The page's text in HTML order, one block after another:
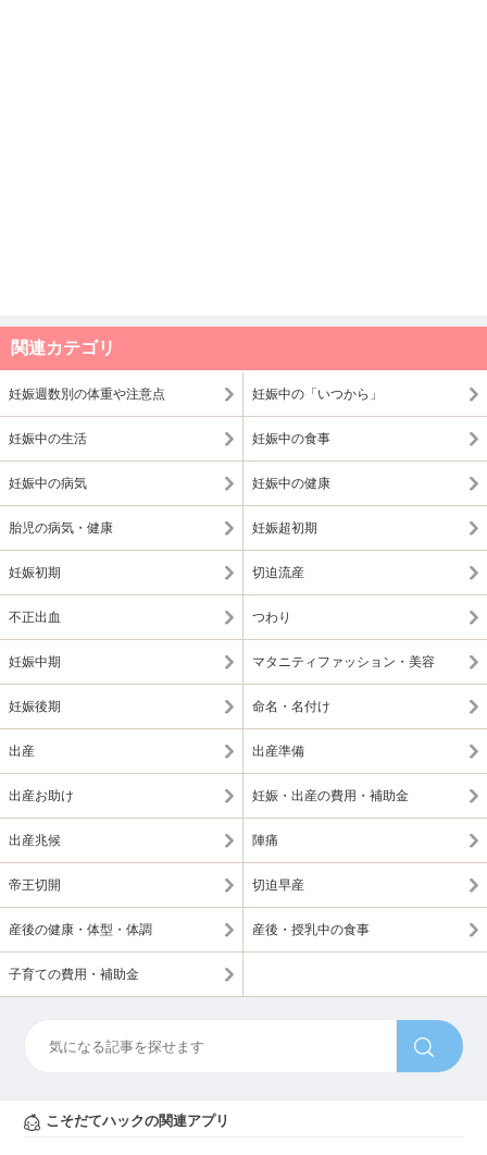
関連カテゴリ
妊娠週数別の体重や注意点 妊娠中の「いつから」
妊娠中の生活 妊娠中の食事
妊娠中の病気 妊娠中の健康
胎児の病気・健康 妊娠超初期
妊娠初期 切迫流産
不正出血 つわり
妊娠中期 マタニティファッション・美容
妊娠後期 命名・名付け
出産 出産準備
出産お助け 妊娠・出産の費用・補助金
出産兆候 陣痛
帝王切開 切迫早産
産後の健康・体型・体調 産後・授乳中の食事
子育ての費用・補助金
こそだてハックの関連アプリ